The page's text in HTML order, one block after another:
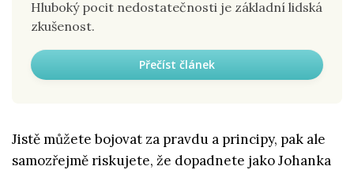
Hluboký pocit nedostatečnosti je základní lidská
zkušenost.
Přečíst článek
Jistě můžete bojovat za pravdu a principy, pak ale
samozřejmě riskujete, že dopadnete jako Johanka